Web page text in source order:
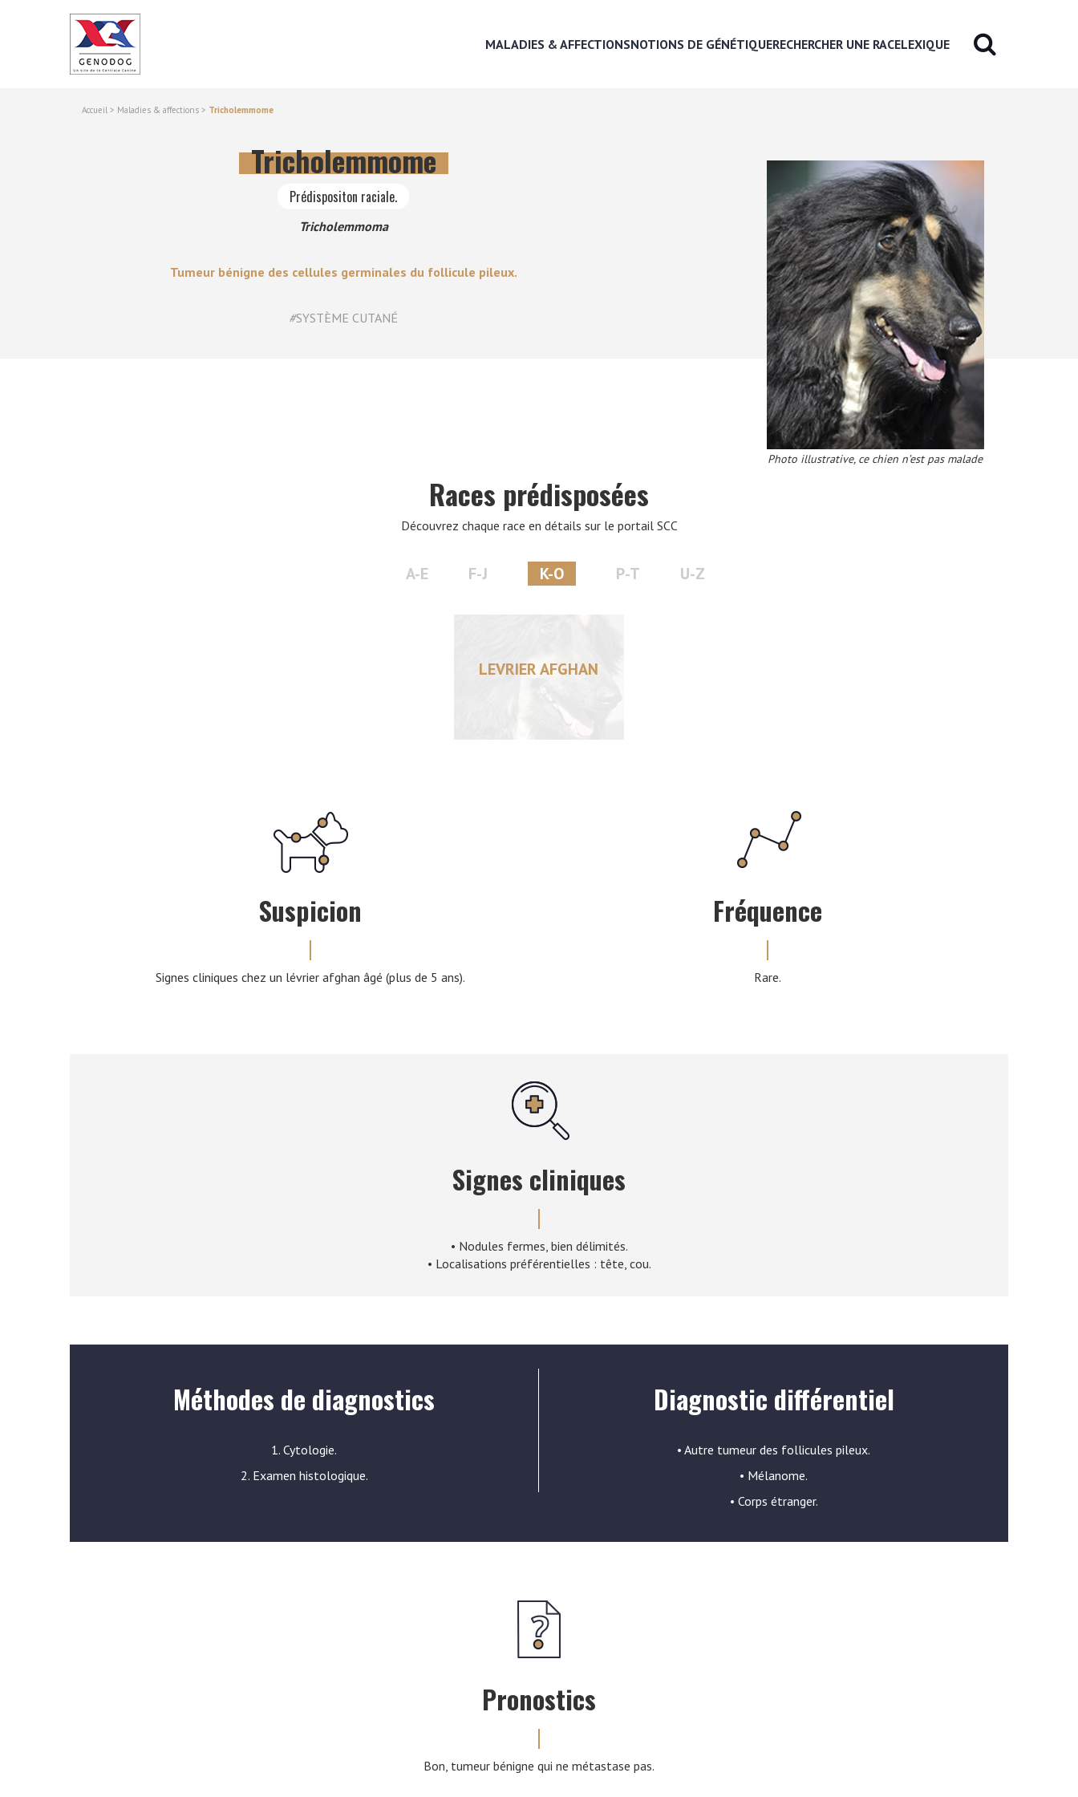
MALADIES & AFFECTIONS
RECHERCHER UNE RACE
MALADIES & AFFECTIONSNOTIONS DE GÉNÉTIQUERECHERCHER UNE RACELEXIQUE
Accueil > Maladies & affections > Tricholemmome
Tricholemmome
Prédispositon raciale.
Tricholemmoma
Tumeur bénigne des cellules germinales du follicule pileux.
#SYSTÈME CUTANÉ
Photo illustrative, ce chien n’est pas malade
Races prédisposées
Découvrez chaque race en détails sur le portail SCC
A-E F-J K-O P-T U-Z
LEVRIER AFGHAN
Suspicion
Signes cliniques chez un lévrier afghan âgé (plus de 5 ans).
Fréquence
Rare.
Signes cliniques
• Nodules fermes, bien délimités.
• Localisations préférentielles : tête, cou.
Méthodes de diagnostics
1. Cytologie.
2. Examen histologique.
Diagnostic différentiel
• Autre tumeur des follicules pileux.
• Mélanome.
• Corps étranger.
Pronostics
Bon, tumeur bénigne qui ne métastase pas.